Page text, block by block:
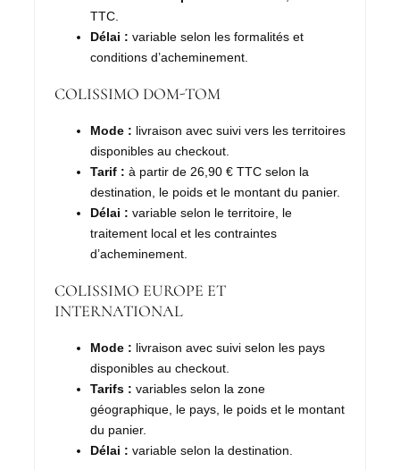
TTC.
Délai : variable selon les formalités et
conditions d’acheminement.
COLISSIMO DOM-TOM
Mode : livraison avec suivi vers les territoires
disponibles au checkout.
Tarif : à partir de 26,90 € TTC selon la
destination, le poids et le montant du panier.
Délai : variable selon le territoire, le
traitement local et les contraintes
d’acheminement.
COLISSIMO EUROPE ET
INTERNATIONAL
Mode : livraison avec suivi selon les pays
disponibles au checkout.
Tarifs : variables selon la zone
géographique, le pays, le poids et le montant
du panier.
Délai : variable selon la destination.